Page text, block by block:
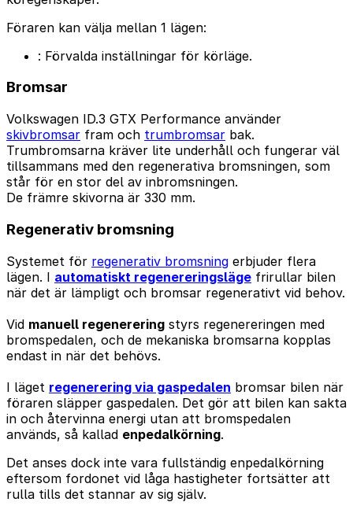
Föraren kan välja mellan 1 lägen:
: Förvalda inställningar för körläge.
Bromsar
Volkswagen ID.3 GTX Performance använder
skivbromsar fram och trumbromsar bak.
Trumbromsarna kräver lite underhåll och fungerar väl
tillsammans med den regenerativa bromsningen, som
står för en stor del av inbromsningen.
De främre skivorna är 330 mm.
Regenerativ bromsning
Systemet för regenerativ bromsning erbjuder flera
lägen. I automatiskt regenereringsläge frirullar bilen
när det är lämpligt och bromsar regenerativt vid behov.
Vid manuell regenerering styrs regenereringen med
bromspedalen, och de mekaniska bromsarna kopplas
endast in när det behövs.
I läget regenerering via gaspedalen bromsar bilen när
föraren släpper gaspedalen. Det gör att bilen kan sakta
in och återvinna energi utan att bromspedalen
används, så kallad enpedalkörning.
Det anses dock inte vara fullständig enpedalkörning
eftersom fordonet vid låga hastigheter fortsätter att
rulla tills det stannar av sig själv.